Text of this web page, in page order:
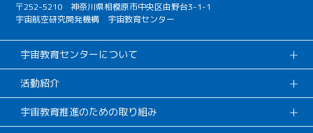
〒252-5210 神奈川県相模原市中央区由野台3-1-1
宇宙航空研究開発機構 宇宙教育センター
宇宙教育センターについて
活動紹介
宇宙教育推進のための取り組み